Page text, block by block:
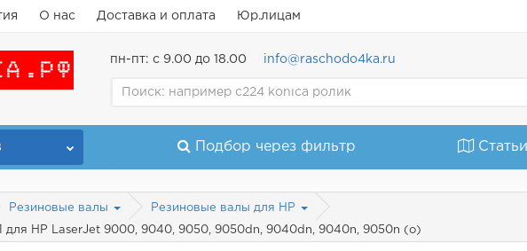
О нас Доставка и оплата Юр.лицам
пн-пт: с 9.00 до 18.00 info@raschodo4ka.ru
Подбор через фильтр Статьи
Резиновые валы Резиновые валы для HP
для HP LaserJet 9000, 9040, 9050, 9050dn, 9040dn, 9040n, 9050n (o)